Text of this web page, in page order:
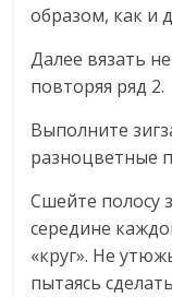
образом, как и
Далее вязать
повторяя ряд 2.
Выполните
разноцветные
Сшейте полосу
середине
«круг». Не
пытаясь